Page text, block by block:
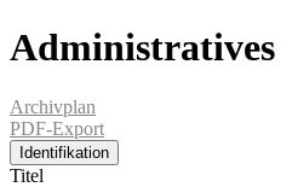
Administratives
Archivplan
PDF-Export
Identifikation
Titel